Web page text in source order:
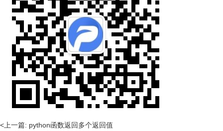
<上一篇: python函数返回多个返回值